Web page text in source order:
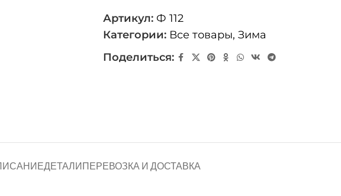
Артикул: Ф 112
Категории: Все товары, Зима
Поделиться:
ДЕТАЛИПЕРЕВОЗКА И ДОСТАВКА